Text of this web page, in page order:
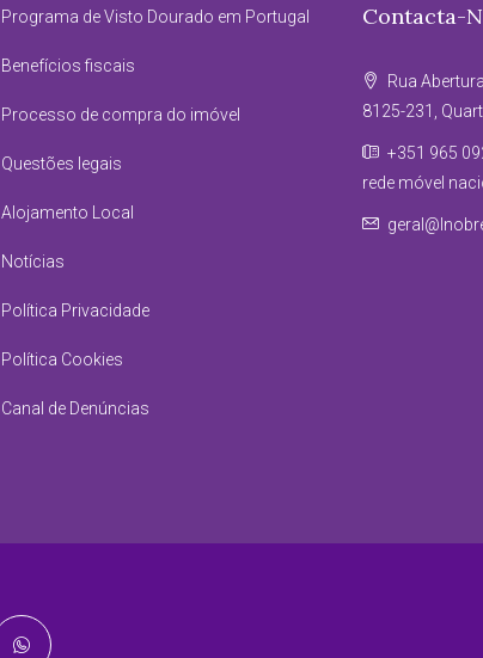
Programa de Visto Dourado em Portugal
Benefícios fiscais
Processo de compra do imóvel
Questões legais
Alojamento Local
Notícias
Política Privacidade
Política Cookies
Canal de Denúncias
Contacta-
Rua
8125-231,
+351 965
rede móvel